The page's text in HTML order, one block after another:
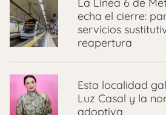
La Línea 6 de
echa el cierre:
servicios
reapertura
Esta localidad
Luz Casal y la
adoptiva